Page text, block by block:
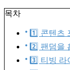
목차
1️⃣ 콘텐츠
2️⃣ 팬덤을
3️⃣ 티빙 라